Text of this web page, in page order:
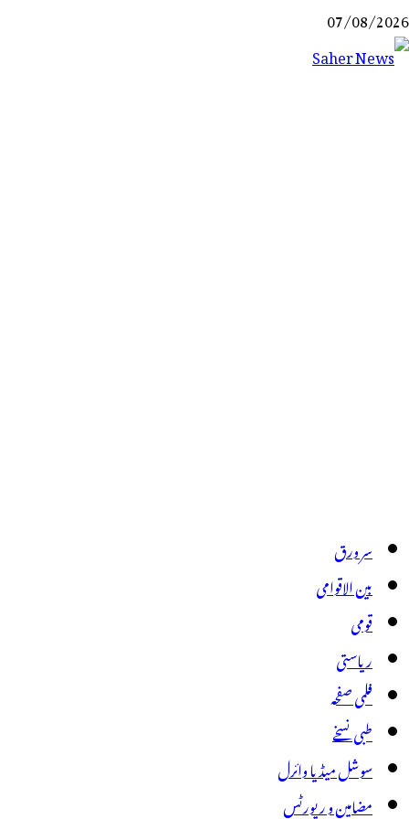
Skip
to
07/08/2026
سر ورق
بین الاقوامی
قومی
ریاستی
فلمی صفحہ
طبی نسخے
سوشل میڈیا وائرل
مضامین و رپورٹس